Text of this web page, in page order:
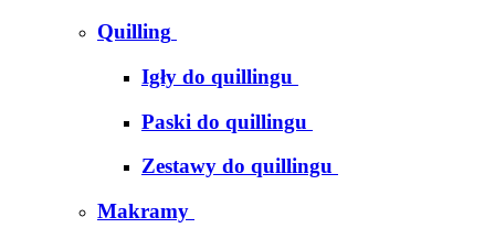
Quilling
Igły do quillingu
Paski do quillingu
Zestawy do quillingu
Makramy